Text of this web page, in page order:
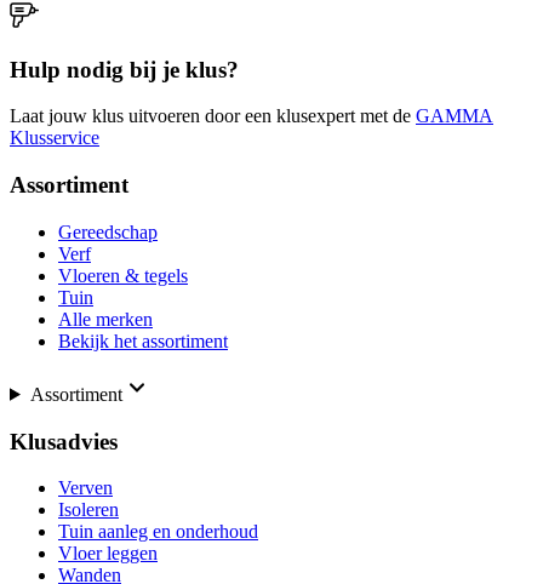
Hulp nodig bij je klus?
Laat jouw klus uitvoeren door een klusexpert met de GAMMA
Klusservice
Assortiment
Gereedschap
Verf
Vloeren & tegels
Tuin
Alle merken
Bekijk het assortiment
Assortiment
Klusadvies
Verven
Isoleren
Tuin aanleg en onderhoud
Vloer leggen
Wanden